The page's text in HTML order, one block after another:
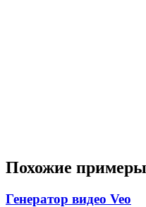
Похожие
Генератор видео Veo